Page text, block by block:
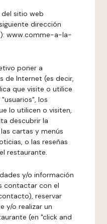
sitio web
dirección
www.comme-a-la-
poner a
de Internet (es decir,
que visite o utilice
los
lo utilicen o visiten,
descubrir la
cartas y menús
o las reseñas
restaurante.
y/o información
contactar con el
reservar
y/o realizar un
(en "click and